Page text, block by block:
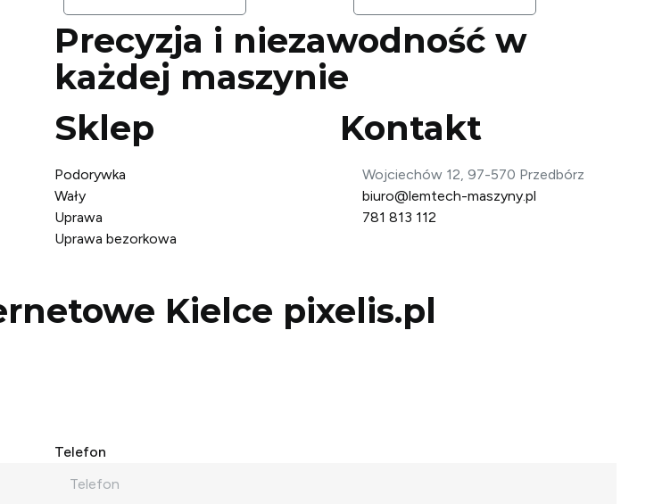
Precyzja i niezawodność w
każdej maszynie
Sklep
Podorywka
Wały
Uprawa
Uprawa bezorkowa
Kontakt
Wojciechów 12, 97-570 Przedbórz
biuro@lemtech-maszyny.pl
781 813 112
Kielce pixelis.pl
Telefon